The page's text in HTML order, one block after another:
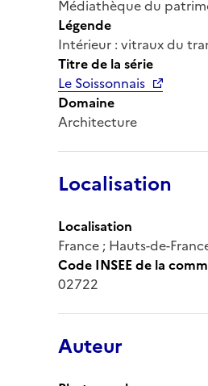
Médiathèque du
Légende
Intérieur : vitraux du
Titre de la série
Le Soissonnais
Domaine
Architecture
Localisation
Localisation
France ; Hauts-de-
Code INSEE de la
02722
Auteur